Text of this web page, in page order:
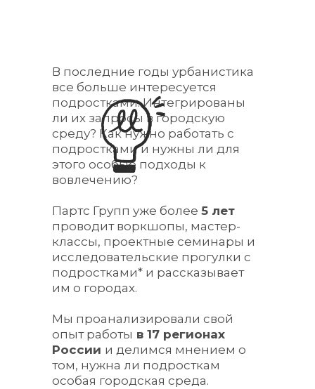
В последние годы урбанистика
все больше интересуется
подростками. Интегрированы
ли их запросы в городскую
среду? Как нужно работать с
подростками и нужны ли для
этого особые подходы к
вовлечению?
Партс Групп уже более 5 лет
проводит воркшопы, мастер-
классы, проектные семинары и
исследовательские прогулки с
подростками* и рассказывает
им о городах.
Мы проанализировали свой
опыт работы в 17 регионах
России и делимся мнением о
том, нужна ли подросткам
особая городская среда.